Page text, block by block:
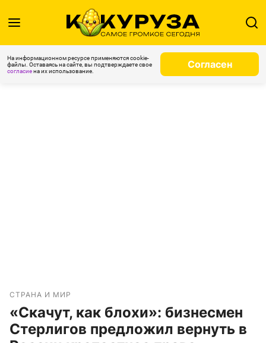
На информационном ресурсе применяются cookie-
файлы. Оставаясь на сайте, вы подтверждаете свое
согласиена их использование.
Согласен
СТРАНА И МИР
«Скачут, как блохи»: бизнесмен
Стерлигов предложил вернуть в